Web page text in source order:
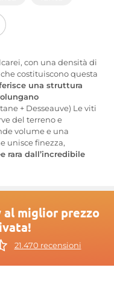
con una densità di
costituiscono questa
una struttura
+ Desseauve) Le viti
del terreno e
volume e una
unisce finezza,
rara dall’incredibile
miglior prezzo
21.470 recensioni